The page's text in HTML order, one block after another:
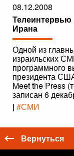
08.12.2008
Ирана
Одной из
израильских
программного
президента
Meet the Press
записан 6
| #СМИ
Вернуться